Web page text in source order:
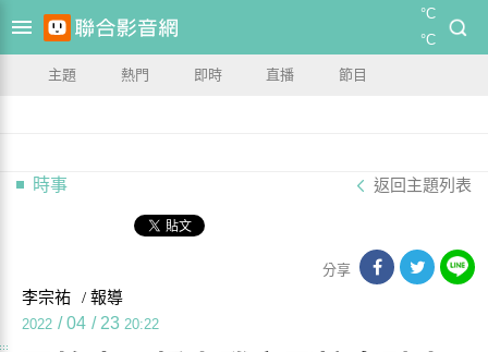
°C
°C
主題 熱門 即時 直播 節目
時事 返回主題列表
分享
李宗祐 / 報導
2022 / 04 / 23 20:22